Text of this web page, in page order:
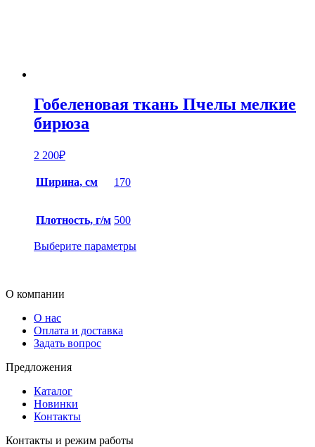
Гобеленовая ткань Пчелы мелкие
бирюза
2 200₽
Ширина, см 170
Плотность, г/м 500
Выберите параметры
О компании
О нас
Оплата и доставка
Задать вопрос
Предложения
Каталог
Новинки
Контакты
Контакты и режим работы